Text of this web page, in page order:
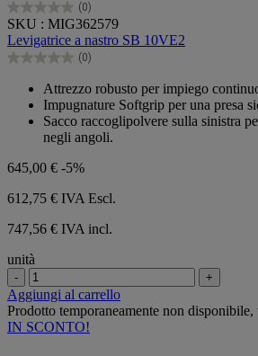
(0)
0.0
su
5
stelle.
SKU : MIG362579
Levigatrice a nastro SB 10VE2
(0)
0.0
Attrezzo robusto per impiego
Impugnature Softgrip per una presa
Sacco raccoglipolvere sulla sinistra
negli angoli.
645,00 € -5%
612,75 € IVA Escl.
747,56 € IVA incl.
unità
- +
Aggiungi al carrello
Prodotto temporaneamente non disponibile,
IN SCONTO!